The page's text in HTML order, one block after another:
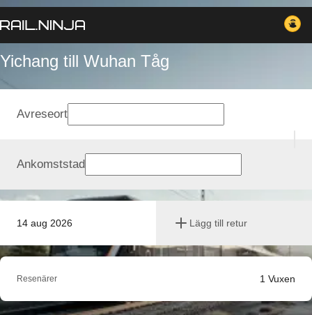
Yichang till Wuhan Tåg
14 aug 2026 Lägg till retur
Avreseort
Ankomststad
Resenärer 1 Vuxen